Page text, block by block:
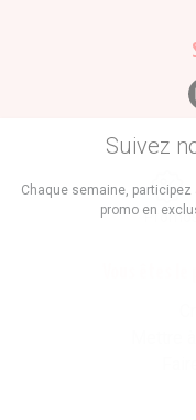
Suivez
Chaque semaine,
promo en